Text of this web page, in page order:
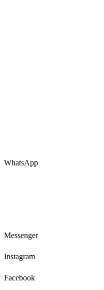
WhatsApp
Messenger
Instagram
Facebook